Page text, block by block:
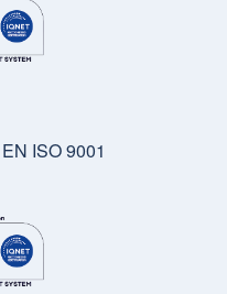
ISO 9001